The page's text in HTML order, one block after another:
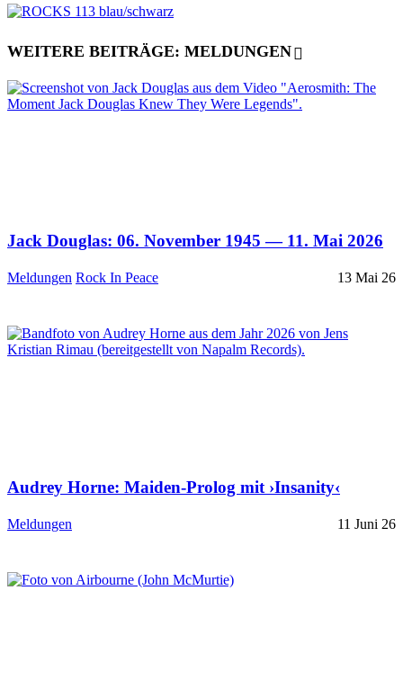
WEITERE BEITRÄGE: MELDUNGEN
Jack Douglas: 06. November 1945 — 11. Mai 2026
Meldungen Rock In Peace 13 Mai 26
Audrey Horne: Maiden-Prolog mit ›Insanity‹
Meldungen 11 Juni 26